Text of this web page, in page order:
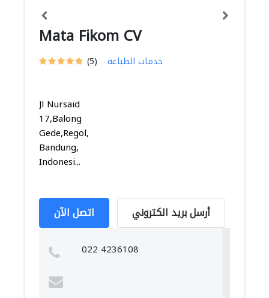
Mata Fikom CV
(5) خدمات الطباعة
Jl Nursaid
17,Balong
Gede,Regol,
Bandung,
Indonesi...
اتصل الآن أرسل بريد الكتروني
022 4236108